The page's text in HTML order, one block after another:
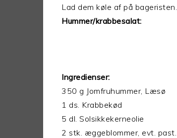
Lad dem køle af på bageristen.
Hummer/krabbesalat:
Ingredienser:
350 g Jomfruhummer, Læsø
1 ds. Krabbekød
5 dl. Solsikkekerneolie
2 stk. æggeblommer, evt. past.